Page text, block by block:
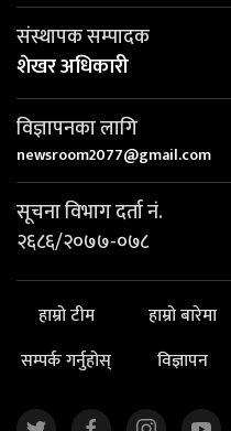
संस्थापक सम्पादक
शेखर अधिकारी
विज्ञापनका लागि
newsroom2077@gmail.com
सूचना विभाग दर्ता नं.
२६८६/२०७७-०७८
हाम्रो टीम हाम्रो बारेमा
सम्पर्क गर्नुहोस्
विज्ञापन